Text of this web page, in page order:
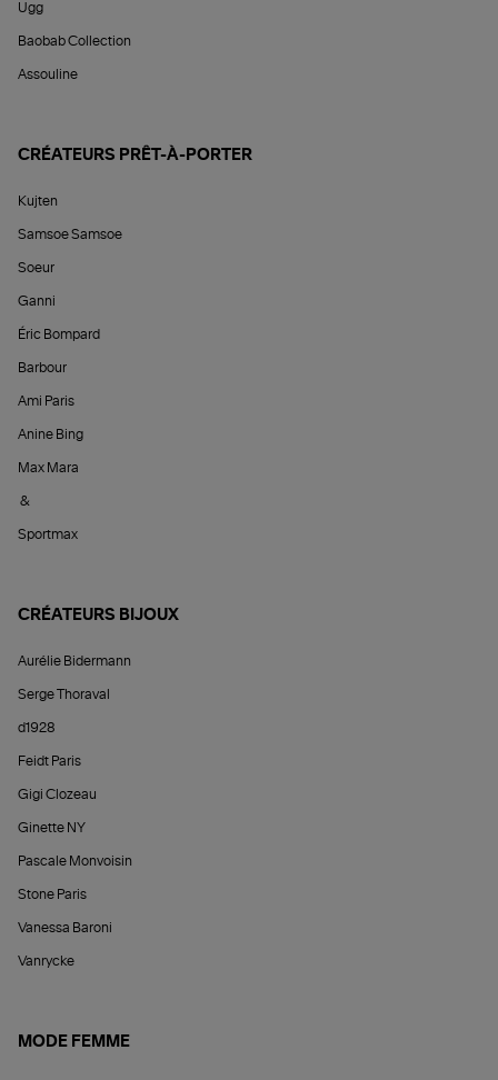
Ugg
Baobab Collection
Assouline
CRÉATEURS PRÊT-À-PORTER
Kujten
Samsoe Samsoe
Soeur
Ganni
Éric Bompard
Barbour
Ami Paris
Anine Bing
Max Mara
&
Sportmax
CRÉATEURS BIJOUX
Aurélie Bidermann
Serge Thoraval
d1928
Feidt Paris
Gigi Clozeau
Ginette NY
Pascale Monvoisin
Stone Paris
Vanessa Baroni
Vanrycke
MODE FEMME